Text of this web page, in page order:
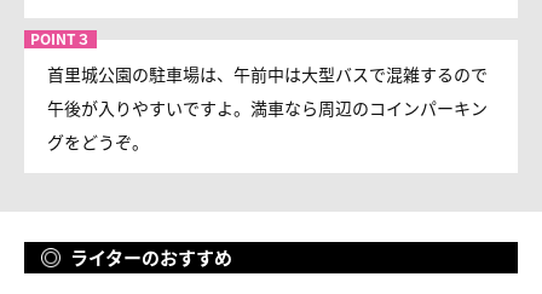
首里城公園の駐車場は、午前中は大型バスで混雑するので
午後が入りやすいですよ。満車なら周辺のコインパーキン
グをどうぞ。
ライターのおすすめ